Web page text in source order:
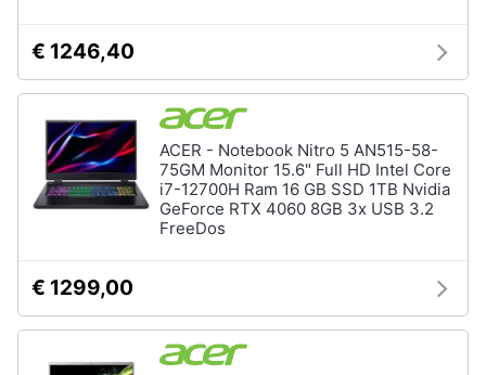
€ 1246,40
ACER - Notebook Nitro 5 AN515-58-
75GM Monitor 15.6" Full HD Intel Core
i7-12700H Ram 16 GB SSD 1TB Nvidia
GeForce RTX 4060 8GB 3x USB 3.2
FreeDos
€ 1299,00